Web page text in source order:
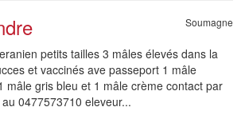
Soumagne
petits tailles 3 mâles élevés dans la
et vaccinés ave passeport 1 mâle
mâle gris bleu et 1 mâle crème contact par
0477573710 eleveur...